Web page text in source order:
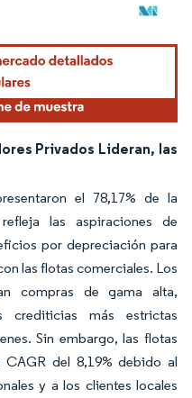
atribución según CC BY 4.0.
Privados Lideran, las
el 78,17% de la
las aspiraciones de
por depreciación para
las flotas comerciales. Los
compras de gama alta,
crediticias más estrictas
Sin embargo, las flotas
CAGR del 8,19% debido al
y a los clientes locales